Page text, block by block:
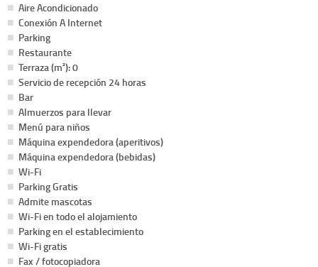
Aire Acondicionado
Conexión A Internet
Parking
Restaurante
Terraza (m²): 0
Servicio de recepción 24 horas
Bar
Almuerzos para llevar
Menú para niños
Máquina expendedora (aperitivos)
Máquina expendedora (bebidas)
Wi-Fi
Parking Gratis
Admite mascotas
Wi-Fi en todo el alojamiento
Parking en el establecimiento
Wi-Fi gratis
Fax / fotocopiadora